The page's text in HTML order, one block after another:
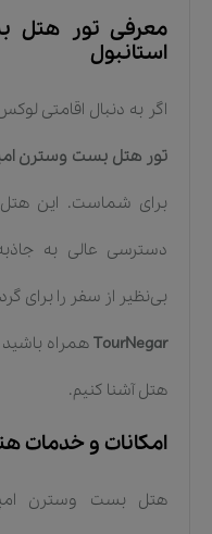
معرفی تور هتل
استانبول
اگر به دنبال اقامتی
تور هتل بست وسترن
برای شماست. این هتل
دسترسی عالی به
بی‌نظیر از سفر را برای
TourNegar همراه باشید
هتل آشنا کنیم.
امکانات و خدمات
هتل بست وسترن